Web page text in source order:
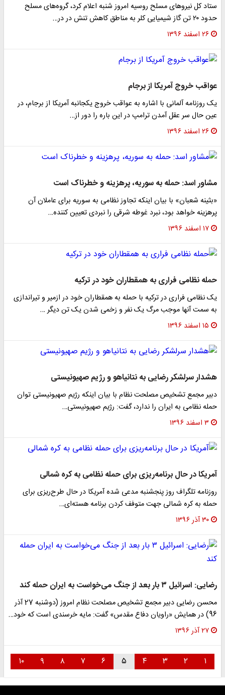
ستاد کل نیرو‌های مسلح روسیه امروز شنبه اعلام کرد، گروه‌های مسلح
حدود ۲۰ تن گاز شیمیایی کلر به مناطق کاهش تنش در در…
۲۶ اسفند ۱۳۹۶
عواقب خروج آمریکا از برجام
یک روزنامه آلمانی با اشاره به عواقب خروج یکجانبه آمریکا از برجام، در
عین حال سر عقل آمدن ترامپ در این باره را دور از…
۲۶ اسفند ۱۳۹۶
مشاور اسد: حمله به سوریه، پرهزینه و خطرناک است
«بثینه شعبان» با بیان اینکه تجاوز نظامی به سوریه برای عاملان آن
پرهزینه خواهد بود، نبرد غوطه شرقی را نبردی تعیین کننده…
۱۷ اسفند ۱۳۹۶
حمله نظامی فراری به همقطاران خود در ترکیه
یک نظامی فراری در ترکیه با حمله به همقطاران خود در ازمیر و تیراندازی
به سمت آنها موجب مرگ یک نفر و زخمی شدن یک تن دیگر …
۱۵ اسفند ۱۳۹۶
هشدار سرلشکر رضایی به نتانیاهو و رژیم صهیونیستی
دبیر مجمع تشخیص مصلحت نظام با بیان اینکه رژیم صهیونیستی توان
حمله نظامی به ایران را ندارد، گفت: رژیم صهیونیستی…
۳ اسفند ۱۳۹۶
آمریکا در حال برنامه‌ریزی برای حمله نظامی به کره شمالی
روزنامه تلگراف روز پنجشنبه مدعی شده آمریکا در حال طرح‌ریزی برای
حمله به کره شمالی جهت متوفف کردن برنامه هسته‌ای…
۳۰ آذر ۱۳۹۶
رضایی: اسرائیل ۳ بار بعد از جنگ می‌خواست به ایران حمله کند
محسن رضایی دبیر مجمع تشخیص مصلحت نظام امروز (دوشنبه 27 آذر
96) در همایش «راویان دفاع مقدس» گفت: مایه خرسندی است که خود…
۲۷ آذر ۱۳۹۶
۱ ۲ ۳ ۴ ۵ ۶ ۷ ۸ ۹ ۱۰